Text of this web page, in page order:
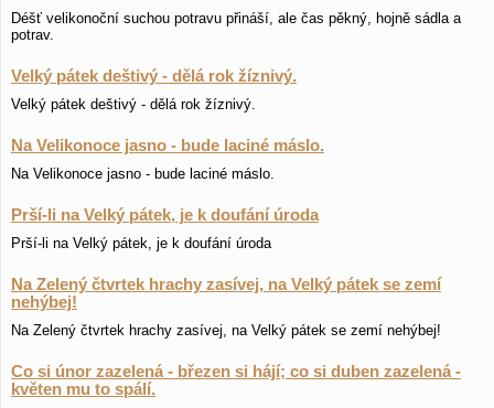
Déšť velikonoční suchou potravu přináší, ale čas pěkný, hojně sádla a
potrav.
Velký pátek deštivý - dělá rok žíznivý.
Velký pátek deštivý - dělá rok žíznivý.
Na Velikonoce jasno - bude laciné máslo.
Na Velikonoce jasno - bude laciné máslo.
Prší-li na Velký pátek, je k doufání úroda
Prší-li na Velký pátek, je k doufání úroda
Na Zelený čtvrtek hrachy zasívej, na Velký pátek se zemí
nehýbej!
Na Zelený čtvrtek hrachy zasívej, na Velký pátek se zemí nehýbej!
Co si únor zazelená - březen si hájí; co si duben zazelená -
květen mu to spálí.